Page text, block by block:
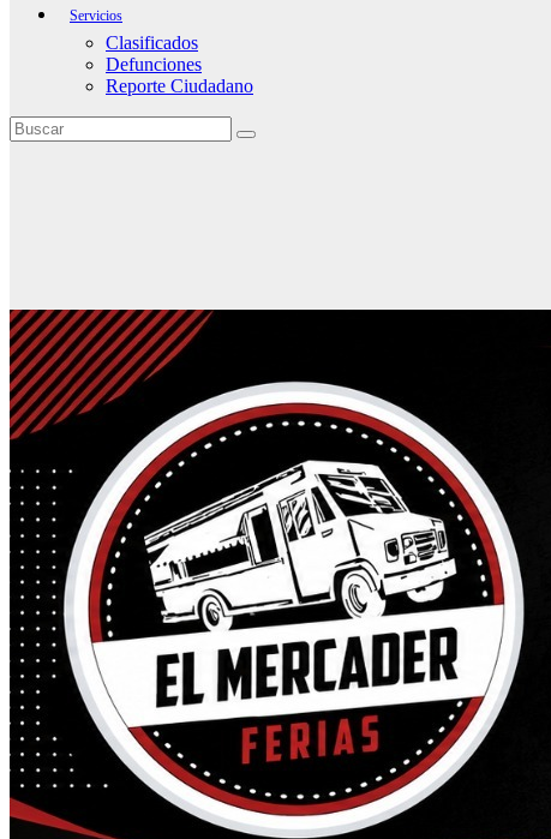
Servicios
Clasificados
Defunciones
Reporte Ciudadano